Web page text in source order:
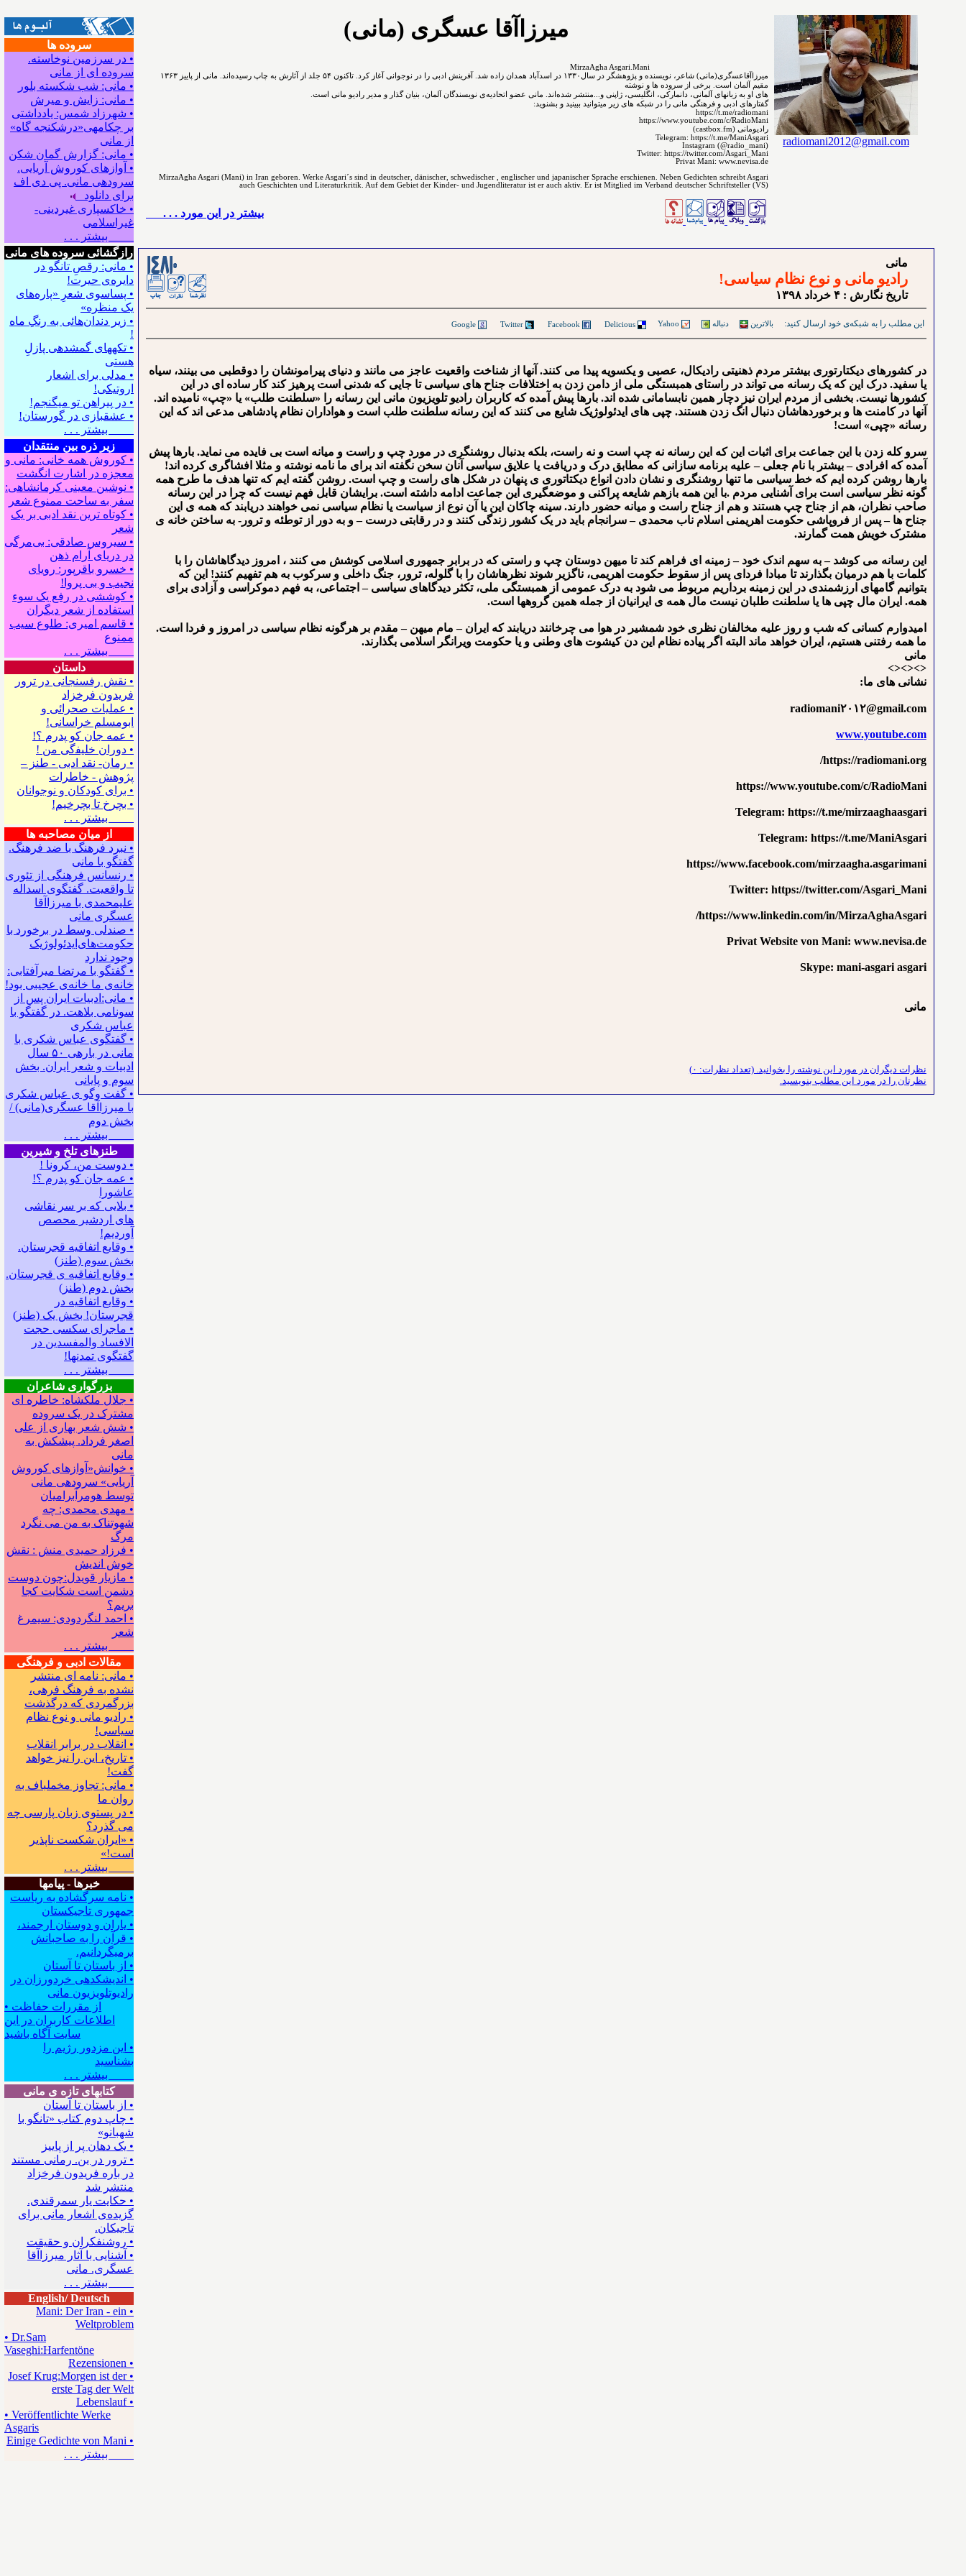
سروده ها
• در سرزمین نوخاسته.
سروده ای از مانی
• مانی: شب شکسته بلور
• مانی: زایش و میرش
• شهرزاد شمس: یادداشتی
بر چکامه‍ی«درشکنجه گاه»
از مانی
• مانی: گزارش گمان شکن
• آوازهای کوروش آریایی.
سروده‍ی مانی. پی دی اف
برای دانلود
• خاکسپاری غیردینی-
غیراسلامی
بیشتر . . .
رازگشائی سروده های مانی
• مانی: رقصِ تانگو در
دایره‌ی حیرت!
• پساسوی شعرِ «پاره‌های
یک منظره»
• زیر دندان‌هائی به رنگِ ماه
!
• تکه⁪های گمشده⁪ی پازلِ
هستی
• مدلی برای اشعار
اروتیکی!
• در پیراهن تو می⁪گنجم!
• عشقبازی در گورستان!
بیشتر . . .
زیر ذره بین منتقدان
• کوروش همه خانی: مانی و
معجزه در اشارت انگشت
• نوشین معینی کرمانشاهی:
سفر به ساحت ممنوع شعر
• کوتاه ترین نقد ادبی بر یک
شعر
• سیروس صادقی: بی‌مرگی
در دریای آرام ذهن
• خسرو باقرپور: ﺭوﻳﺎﻯ
ﻧﺠﻴﺐ ﻭ ﺑﻰ ﭘﺮﻭﺍ!
• کوششی در رفع یک سوء
استفاده از شعر دیگران
• قاسم امیری: طلوع سیب
ممنوع
بیشتر . . .
داستان
• نقش رفسنجانی در ترور
فریدون فرخزاد
• عملیات صحرائی و
ابومسلم خراسانی!
• ﻋﻤﻪ ﺟﺎﻥ ﻛﻮ ﭘﺪﺭﻡ ؟!
• ﺩﻭﺭﺍﻥ ﺧﻠﻴﻔگی ﻣﻦ !
• رمان- نقد ادبی - طنز –
پژوهش - خاطرات
• ﺑﺮﺍﻯ ﻛﻮﺩﻛﺎﻥ ﻭ ﻧﻮﺟﻮﺍﻧﺎﻥ
• بچرخ تا بچرخیم!
بیشتر . . .
از میان مصاحبه ها
• نبرد فرهنگ با ضد فرهنگ.
گفتگو با ﻣﺎﻧﻰ
• رنسانس فرهنگی ‌از تئوری
‌تا واقعیت. گفتگوی اسداله
علیمحمدی با میرزاآقا
عسگری ‌مانی
• صندلی وسط در برخورد با
حکومت‌های‌ایدئولوژیک
وجود ندارد
• گفتگو با مرتضا میرآفتابی:
ﺧﺎﻧﻪﻯ ﻣﺎ ﺧﺎﻧﻪﻯ ﻋﺠﻴﺒﻰ ﺑﻮﺩ!
• مانی:ادبیات ایران پس از
سونامی بلاهت. در گفتگو با
عباس شکری
• گفتگوی عباس شکری با
مانی در باره‍ی ۵۰ سال
ادبیات و شعر ایران. بخش
سوم و پایانی
• گفت وگو ی عباس شکری
با میرزاآقا عسگری(مانی) /
بخش دوم
بیشتر . . .
طنزهای تلخ و شیرین
• دوست من، کرونا !
• ﻋﻤﻪ ﺟﺎﻥ ﻛﻮ ﭘﺪﺭﻡ ؟!
عاشورا
• بلایی که بر سر نقاشی
های اردشیر محصص
آوردیم!
• وقایع اتفاقیه قجرستان.
بخش سوم (طنز)
• وقایع اتفاقیه ی قجرستان.
بخش دوم (طنز)
• وقایع اتفاقیه در
قجرستان! بخش یک (طنز)
• ماجرای سکسی حجت
الافساد والمفسدین در
گفتگوی تمدنها!
بیشتر . . .
بزرگواری شاعران
• جلال ملکشاه: خاطره ای
مشترک در یک سروده
• شش شعر بهاری از علی
اصغر فرداد. پیشکش به
مانی
• خوانش«آوازهای کوروش
آریایی» سروده‍ی مانی
توسط هومرآبرامیان
• مهدی محمدی: چه
شهوتناک به من می نگرد
مرگ
• فرزاد حمیدی منش : نقش
خوش اندیش
• مازیار قویدل:چون دوست
دشمن است شکایت کجا
بریم؟
• احمد لنگردودی: سیمرغ
شعر
بیشتر . . .
مقالات ادبی و فرهنگی
• مانی: نامه ای منتشر
نشده به فرهنگ فرهی،
بزرگمردی که درگذشت
• رادیو مانی و نوع نظام
سیاسی!
• انقلاب در برابر انقلاب
• تاریخ، این را نیز خواهد
گفت!
• مانی: تجاوز مخملباف به
روان ما
• در پستوی زبان پارسی چه
می گذرد؟
• «ایران شکست ناپذیر
است!»
بیشتر . . .
خبرها - پیامها
• نامه سرگشاده به ریاست
جمهوری تاجیکستان
• یاران و دوستان ارجمند،
• قرآن را به صاحبانش
برمیگردانیم.
• از باستان تا آستان
• اندیشکده‍ی خردورزان در
رادیوتلویزیون مانی
• از مقررات حفاظت
اطلاعات کاربران در این
سایت آگاه باشید
• این مزدور رژیم را
بشناسید
بیشتر . . .
کتابهای تازه ی مانی
• از باستان تا آستان
• چاپ دوم کتاب «تانگو با
شهبانو»
• یک دهان پر از پاییز
• ترور در بن. رمانی مستند
در باره فریدون فرخزاد
منتشر شد
• حکایت یار سمرقندی.
گزیده‌ی اشعار مانی برای
تاجیکان.
• روشنفکران و حقیقت
• آشنایی با آثار میرزاآقا
عسگری. مانی
بیشتر . . .
English/ Deutsch
• Mani: Der Iran - ein
Weltproblem
• Dr.Sam
Vaseghi:Harfentöne
• Rezensionen
• Josef Krug:Morgen ist der
erste Tag der Welt
• Lebenslauf
• Veröffentlichte Werke
Asgaris
• Einige Gedichte von Mani
بیشتر . . .
radiomani2012@gmail.com
میرزاآقا عسگری (مانی)
ﻣﻴﺮﺯﺍﺁﻗﺎﻋﺴگرﻯ(ﻣﺎﻧﻰ) شاعر، نویسنده و پژوهشگر ﺩﺭ ﺳﺎﻝ۱۳۳۰ در اسدآباد همدان ﺯﺍﺩﻩ ﺷﺪ. ﺁﻓﺮﻳﻨﺶ ﺍﺩﺑﻰ ﺭﺍ ﺩﺭ ﻧﻮﺟﻮﺍﻧﻰ ﺁﻏﺎﺯ ﻛﺮﺩ. ﺗﺎﻛﻨﻮﻥ ۵۴ ﺟﻠﺪ ﺍﺯ ﺁﺛﺎﺭﺵ ﺑﻪ ﭼﺎﭖ ﺭﺳﻴﺪه‌اﻧﺪ. مانی از ﭘﺎﻳﻴﺰ ۱۳۶۳
مقیم ﺁﻟﻤﺎﻥ است. برخی از سروده ⁯⁯⁯⁯ها و نوشته
های ﺍﻭ ﺑﻪ ﺯﺑﺎﻧ‌‌ﻬﺎﻯ آلمانی، دانمارکی، انگلیسی، ژاپنی و...ﻣﻨﺘﺸﺮ ﺷﺪﻩ⁯اند. مانی عضو اتحادیه‌ی نویسندگان آلمان، بنیان گذار و مدیر رادیو مانی است.
گفتارهای ادبی و فرهنگی مانی را در شبکه های زیر میتوانید ببینید و بشنوید:
https://t.me/radiomani
https://www.youtube.com/c/RadioMani
رادیومانی (castbox.fm)
Telegram: https://t.me/ManiAsgari
Instagram (@radio_mani)
Twitter: https://twitter.com/Asgari_Mani
Privat Mani: www.nevisa.de
MirzaAgha Asgari (Mani) in Iran geboren. Werke Asgari´s sind in deutscher, dänischer, schwedischer , englischer und japanischer Sprache erschienen. Neben Gedichten schreibt Asgari
auch Geschichten und Literaturkritik. Auf dem Gebiet der Kinder- und Jugendliteratur ist er auch aktiv. Er ist Mitglied im Verband deutscher Schriftsteller (VS)
بيشتر در این مورد . . .
مانی
رادیو مانی و نوع نظام سیاسی!
تاريخ نگارش : ۴ خرداد ۱٣۹٨
این مطلب را به شبکه‌ی خود ارسال کنید: بالاترین دنباله Delicious
Twitter
Google
در کشورهای دیکتارتوری بیشتر مردم ذهنیتی رادیکال، عصبی و یکسویه پیدا می کنند. آنها از شناخت واقعیت عاجز می مانند و دنیای پیرامونشان را دوقطبی می بینند، سیاه
یا سفید. درک این که یک رسانه می تواند در راستای همبستگی ملی از دامن زدن به اختلافات جناح های سیاسی تا جایی که شدنی است پرهیز کند کار ساده ای در این
کشورها نیست. بخشی از مردم ایران نیز دچار همین نابسامانی شده اند. بارها پیش آمده که کاربران رادیو تلویزیون مانی این رسانه را «سلطنت طلب» یا «چپ» نامیده اند.
آنها در کامنت ها و برخوردهاشان دنبال انگ زدن هستند. چپی های ایدئولوژیک شایع می کنند که این رسانه سلطنت طلب است و هواداران نظام پادشاهی مدعی اند که این
رسانه «چپی» است!
سرو کله زدن با این جماعت برای اثبات این که این رسانه نه چپ است و نه راست، بلکه بدنبال روشنگری در مورد چپ و راست و میانه است بی فایده می نماید. بارها پیش
آمده که افرادی – بیشتر با نام جعلی – علیه برنامه سازانی که مطابق درک و دریافت یا علایق سیاسی آنان سخن نگفته اند برای ما نامه نوشته و مثلا افشاگری کرده اند!
بارها روشن کرده ایم که خط سیاسی ما تنها روشنگری و نشان دادن انواع دیکتاتوری ی پنهان در شکل های راست و چپ است. روشن گفته ایم که تنها هدف ما طرح همه
گونه نظر سیاسی است برای آشنایی مردم .با این همه بازهم شایعه پراکنی و موضعگیری این جماعت ادامه داشته است. برایشان قابل فهم نیست که چرا در این رسانه
صاحب نظران، هم از جناح چپ هستند و هم از جناح راست و میانه حضور دارند. سینه چاکان این یا آن نوع از سیاست یا نظام سیاسی نمی خواهند دریابند که همه ی این
جناح ها – پس از فروپاشی حکومت اهریمنی اسلام ناب محمدی – سرانجام باید در یک کشور زندگی کنند و در رقابتی درست – و به دور از توطئه و ترور- به ساختن خانه ی
مشترک خویش همت گمارند.
این رسانه می کوشد – به سهم اندک خود – زمینه ای فراهم کند تا میهن دوستان چپ و راستی که در برابر جمهوری اسلامی کوشش می کنند ، امروز دیدگاهاشان را با
کلمات با هم درمیان بگذارند تا مبادا فردای پس از سقوط حکومت اهریمی، ناگزیر شوند نظرهاشان را با گلوله، ترور، جنگ داخلی و سرکوب به هم تفهیم کنند! این که
بتوانیم گامهای ارزشمندی در این زمینه برداریم مربوط می شود به درک عمومی از همبستگی ملی، تکثر دیدگاهای سیاسی – اجتماعی، به فهم دموکراسی و آزادی برای
همه. ایران مال چپی ها یا سلطنت طلبان نیست مال همه ی ایرانیان از جمله همین گروهها است.
امیدوارم کسانی که شب و روز علیه مخالفان نظری خود شمشیر در هوا می چرخانند دریابند که ایران – مام میهن – مقدم بر هرگونه نظام سیاسی در امروز و فردا است.
ما همه رفتنی هستیم، ایران خواهد ماند البته اگر پیاده نظام این دن کیشوت های وطنی و یا حکومت ویرانگر اسلامی بگذارند.
مانی
<><><>
نشانی های ما:
radiomani۲۰۱۲@gmail.com
www.youtube.com
https://radiomani.org/
https://www.youtube.com/c/RadioMani
Telegram: https://t.me/mirzaaghaasgari
Telegram: https://t.me/ManiAsgari
https://www.facebook.com/mirzaagha.asgarimani
Twitter: https://twitter.com/Asgari_Mani
https://www.linkedin.com/in/MirzaAghaAsgari/
Privat Website von Mani: www.nevisa.de
Skype: mani-asgari asgari
مانی
نظرات دیگران در مورد این نوشته را بخوانید. (تعداد نظرات: ۰)
نظرتان را در مورد این مطلب بنویسید.